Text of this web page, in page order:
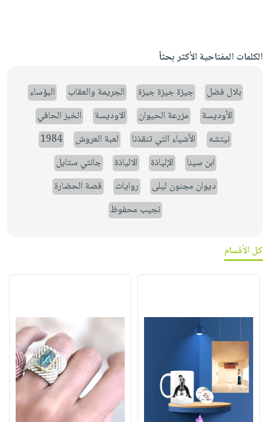
الكلمات المفتاحية الأكثر بحثاً
بلال فضل جيزة جيزة جيزة الجريمة والعقاب
البؤساء
الأوديسة
مزرعة الحيوان الاوديسة
الخبز الحافي
نيتشه
الأشياء التي تنقذنا لعبة العروش
1984
ابن سينا
الإلياذة الالياذة
جانتي ستايل
ديوان مجنون ليلى
روايات
قصة الحضارة
نجيب محفوظ
كل الأقسام